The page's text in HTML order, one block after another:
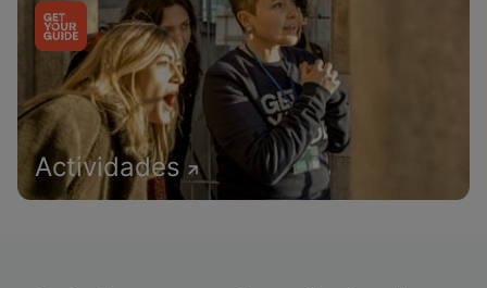
Actividades